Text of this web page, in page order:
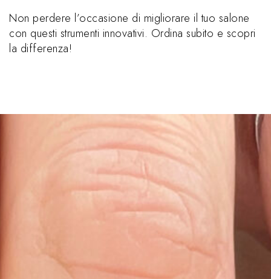
Non perdere l’occasione di migliorare il tuo salone
con questi strumenti innovativi. Ordina subito e scopri
la differenza!